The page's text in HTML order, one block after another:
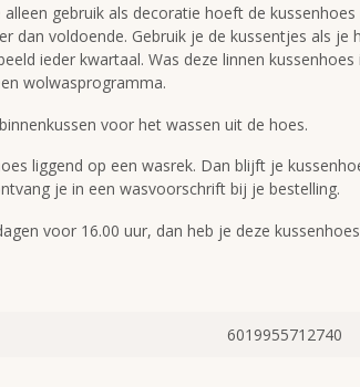
alleen gebruik als decoratie hoeft de
dan voldoende. Gebruik je de kussentjes als je
ieder kwartaal. Was deze linnen
wolwasprogramma.
voor het wassen uit de hoes.
liggend op een wasrek. Dan blijft je
je in een wasvoorschrift bij je bestelling.
voor 16.00 uur, dan heb je deze
6019955712740